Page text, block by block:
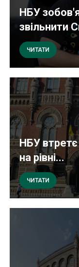
НБУ
звільнити
ЧИТАТИ
НБУ втретє
на рівні...
ЧИТАТИ